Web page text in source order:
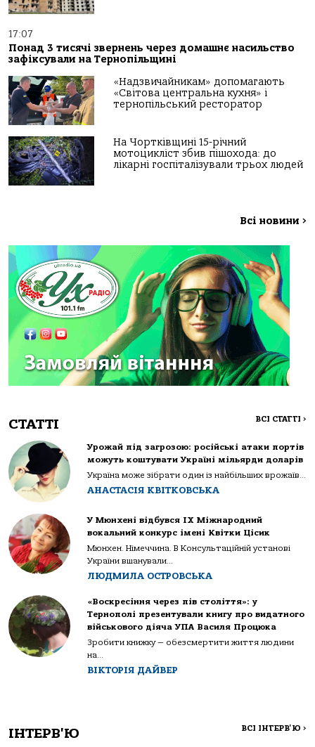
17:07
Понад 3 тисячі звернень через домашнє насильство
зафіксували на Тернопільщині
«Надзвичайникам» допомагають
«Світова центральна кухня» і
тернопільський ресторатор
На Чортківщині 15-річний
мотоцикліст збив пішохода: до
лікарні госпіталізували трьох людей
Всі новини >
СТАТТІ ВСІ СТАТТІ >
Урожай під загрозою: російські атаки портів
можуть коштувати Україні мільярди доларів
Україна може зібрати один із найбільших врожаїв...
АНАСТАСІЯ КВІТКОВСЬКА
У Мюнхені відбувся IX Міжнародний
вокальний конкурс імені Квітки Цісик
Мюнхен. Німеччина. В Консультаційній установі
України вшанували...
ЛЮДМИЛА ОСТРОВСЬКА
«Воскресіння через пів століття»: у
Тернополі презентували книгу про видатного
військового діяча УПА Василя Процюка
Зробити книжку — обезсмертити життя людини
на...
ВІКТОРІЯ ДАЙВЕР
ІНТЕРВ'Ю ВСІ ІНТЕРВ'Ю >